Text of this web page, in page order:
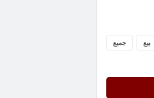
جميع بيع